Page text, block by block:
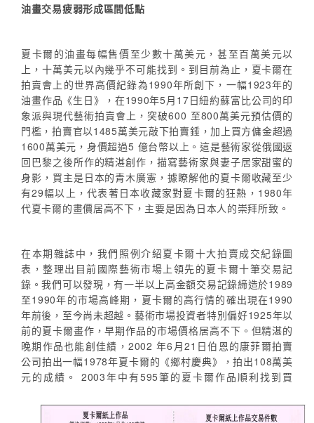
油畫交易疲弱形成區間低點
夏卡爾的油畫每幅售價至少數十萬美元，甚至百萬美元以
上，十萬美元以內幾乎不可能找到。到目前為止，夏卡爾在
拍賣會上的世界高價紀錄為1990年所創下，一幅1923年的
油畫作品《生日》，在1990年5月17日紐約蘇富比公司的印
象派與現代藝術拍賣會上，突破600 至800萬美元預估價的
門檻，拍賣官以1485萬美元敲下拍賣錘，加上買方傭金超過
1600萬美元，身價超過5 億台幣以上。這是藝術家從俄國返
回巴黎之後所作的精湛創作，描寫藝術家與妻子居家甜蜜的
身影，買主是日本的青木廣憲，據瞭解他的夏卡爾收藏至少
有29幅以上，代表著日本收藏家對夏卡爾的狂熱，1980年
代夏卡爾的畫價居高不下，主要是因為日本人的崇拜所致。
在本期雜誌中，我們照例介紹夏卡爾十大拍賣成交紀錄圖
表，整理出目前國際藝術市場上領先的夏卡爾十筆交易記
錄。我們可以發現，有一半以上高金額交易記錄締造於1989
至1990年的市場高峰期，夏卡爾的高行情的確出現在1990
年前後，至今尚未超越。藝術市場投資者特別偏好1925年以
前的夏卡爾畫作，早期作品的市場價格居高不下。但精湛的
晚期作品也能創佳績，2002 年6月21日伯恩的康菲爾拍賣
公司拍出一幅1978年夏卡爾的《鄉村慶典》，拍出108萬美
元的成績。 2003年中有595筆的夏卡爾作品順利找到買